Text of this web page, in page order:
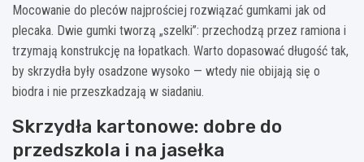
Mocowanie do pleców najprościej rozwiązać gumkami jak od
plecaka. Dwie gumki tworzą „szelki”: przechodzą przez ramiona i
trzymają konstrukcję na łopatkach. Warto dopasować długość tak,
by skrzydła były osadzone wysoko — wtedy nie obijają się o
biodra i nie przeszkadzają w siadaniu.
Skrzydła kartonowe: dobre do
przedszkola i na jasełka